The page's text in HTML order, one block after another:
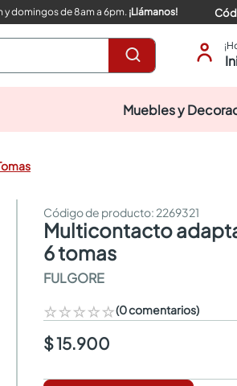
y domingos de 8am a 6pm.¡Llámanos!
Muebles y
: 2269321
multicontacto adaptador fu0177 aterrizado
6 tomas
FULGORE
☆☆☆☆☆(0 comentarios)
$ 15.900